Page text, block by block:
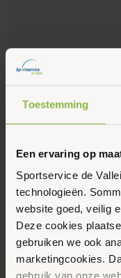
Toestemming
Een ervaring op
Sportservice de
technologieën.
website goed, veilig
Deze cookies
gebruiken we ook
marketingcookies.
7
Augustus 2026
4kids, Discozwemmen,
Kinderen, Recreatief